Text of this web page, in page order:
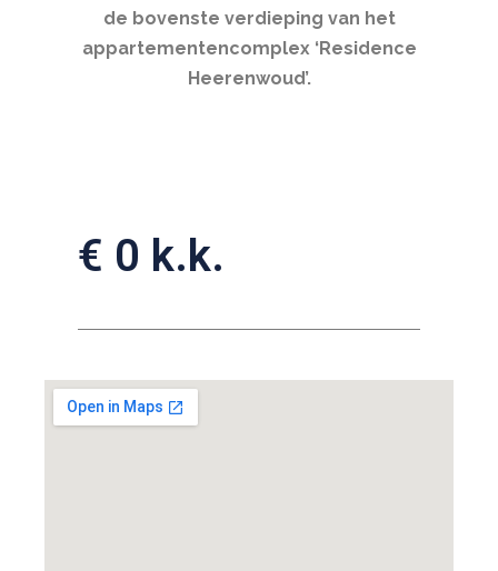
de bovenste verdieping van het
appartementencomplex ‘Residence
Heerenwoud’.
€ 0 k.k.